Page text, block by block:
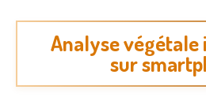
Analyse végétale
sur